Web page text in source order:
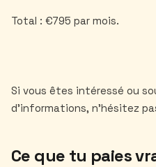
Total : €795 par mois.
Si vous êtes intéressé ou
Ce que tu paies